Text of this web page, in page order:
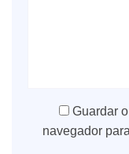
Guardar
navegador